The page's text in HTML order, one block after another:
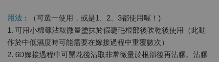
用法 ：（可選一使用，或是1、2、3都使用喔！)
1. 可用小棉籤沾取微量塗抹於假睫毛根部後吹乾後使用（此動
作於中低濕度時可能需要在嫁接過程中重覆數次）
2. 6D嫁接過程中可開花後沾取非常微量於根部後再沾膠。沾膠